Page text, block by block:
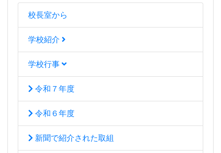
校長室から
学校紹介
学校行事
令和７年度
令和６年度
新聞で紹介された取組